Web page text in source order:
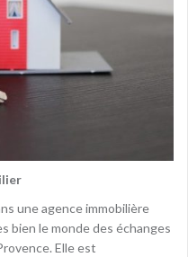
une agence immobilière
bien le monde des échanges
Elle est